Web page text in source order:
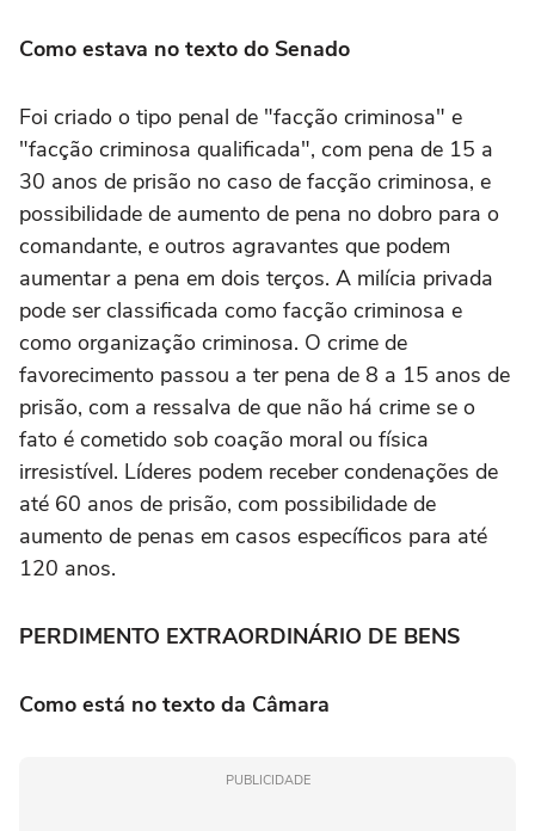
Como estava no texto do Senado
Foi criado o tipo penal de "facção criminosa" e
"facção criminosa qualificada", com pena de 15 a
30 anos de prisão no caso de facção criminosa, e
possibilidade de aumento de pena no dobro para o
comandante, e outros agravantes que podem
aumentar a pena em dois terços. A milícia privada
pode ser classificada como facção criminosa e
como organização criminosa. O crime de
favorecimento passou a ter pena de 8 a 15 anos de
prisão, com a ressalva de que não há crime se o
fato é cometido sob coação moral ou física
irresistível. Líderes podem receber condenações de
até 60 anos de prisão, com possibilidade de
aumento de penas em casos específicos para até
120 anos.
PERDIMENTO EXTRAORDINÁRIO DE BENS
Como está no texto da Câmara
PUBLICIDADE